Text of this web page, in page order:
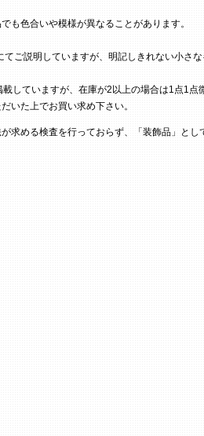
も色合いや模様が異なることがあります。
てご説明していますが、明記しきれない小さ
していますが、在庫が2以上の場合は1点1
いた上でお買い求め下さい。
める検査を行っておらず、「装飾品」とし